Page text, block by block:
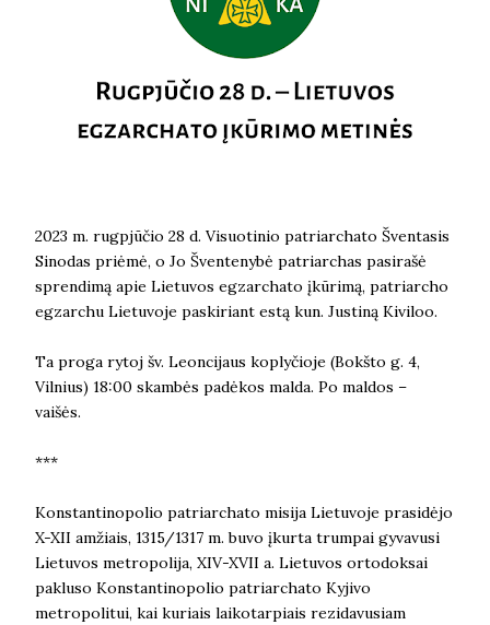
2023 m. rugpjūčio 28 d. Visuotinio patriarchato Šventasis
Sinodas priėmė, o Jo Šventenybė patriarchas pasirašė
sprendimą apie Lietuvos egzarchato įkūrimą, patriarcho
egzarchu Lietuvoje paskiriant estą kun. Justiną Kiviloo.
Ta proga rytoj šv. Leoncijaus koplyčioje (Bokšto g. 4,
Vilnius) 18:00 skambės padėkos malda. Po maldos –
vaišės.
***
Konstantinopolio patriarchato misija Lietuvoje prasidėjo
X-XII amžiais, 1315/1317 m. buvo įkurta trumpai gyvavusi
Lietuvos metropolija, XIV-XVII a. Lietuvos ortodoksai
pakluso Konstantinopolio patriarchato Kyjivo
metropolitui, kai kuriais laikotarpiais rezidavusiam